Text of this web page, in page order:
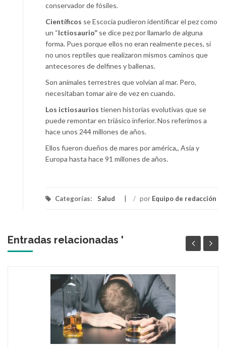
conservador de fósiles.
Científicos se Escocia pudieron identificar el pez como
un “Ictiosaurio” se dice pez por llamarlo de alguna
forma. Pues porque ellos no eran realmente peces, si
no unos reptiles que realizaron mismos caminos que
antecesores de delfines y ballenas.
Son animales terrestres que volvían al mar. Pero,
necesitaban tomar aire de vez en cuando.
Los ictiosaurios tienen historias evolutivas que se
puede remontar en triásico inferior. Nos referimos a
hace unos 244 millones de años.
Ellos fueron dueños de mares por américa,, Asía y
Europa hasta hace 91 millones de años.
Categorías: Salud / por Equipo de redacción
Entradas relacionadas '